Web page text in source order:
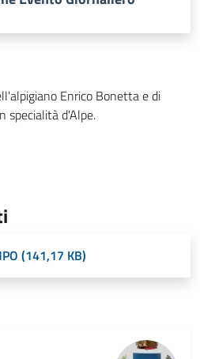
Enrico Bonetta e di
specialità d'Alpe.
(141,17 KB)